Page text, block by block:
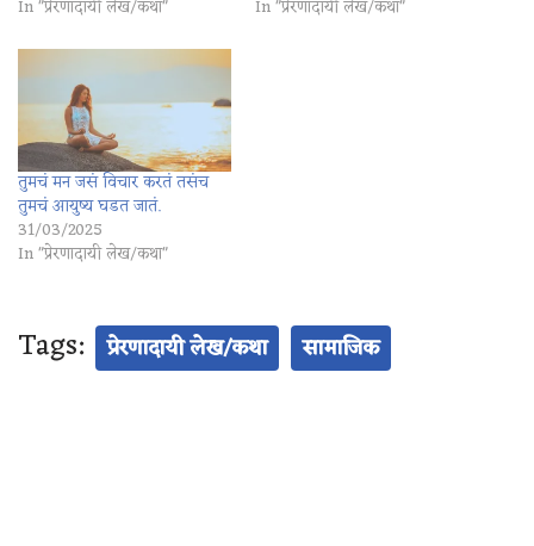
In "प्रेरणादायी लेख/कथा" In "प्रेरणादायी लेख/कथा"
तुमचं मन जसं विचार करतं तसंच
तुमचं आयुष्य घडत जातं.
31/03/2025
In "प्रेरणादायी लेख/कथा"
Tags: प्रेरणादायी लेख/कथा सामाजिक